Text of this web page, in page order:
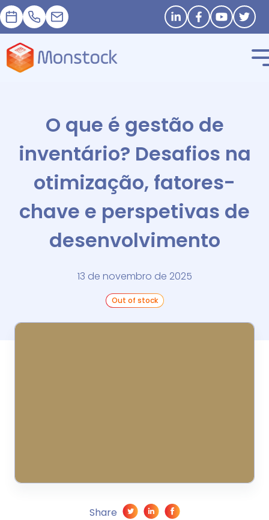
Nomeação
+33 1 83 62 25 41
contact@monstock.net Stay in touch
O que é gestão de
inventário? Desafios na
otimização, fatores-
chave e perspetivas de
desenvolvimento
13 de novembro de 2025
Out of stock
Share